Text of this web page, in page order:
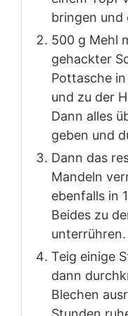
bringen und
500 g Mehl
gehackter
Pottasche in
und zu der
Dann alles
geben und
Dann das
Mandeln
ebenfalls in
Beides zu
unterrühren.
Teig einige
dann
Blechen